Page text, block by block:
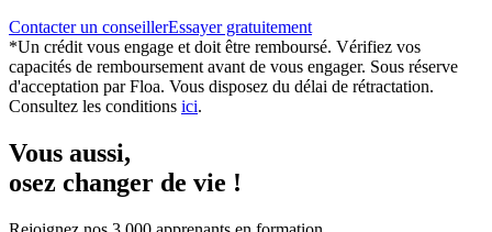
Contacter un conseillerEssayer gratuitement
*Un crédit vous engage et doit être remboursé. Vérifiez vos
capacités de remboursement avant de vous engager. Sous réserve
d'acceptation par Floa. Vous disposez du délai de rétractation.
Consultez les conditions ici.
Vous aussi,
osez changer de vie !